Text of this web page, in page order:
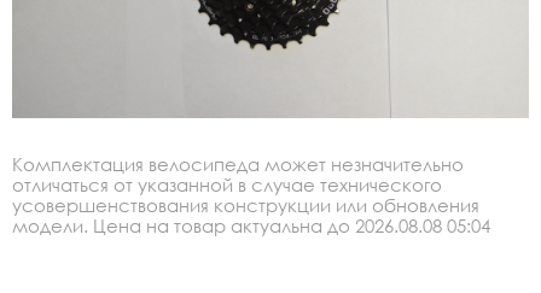
Комплектация велосипеда может незначительно
отличаться от указанной в случае технического
усовершенствования конструкции или обновления
модели. Цена на товар актуальна до 2026.08.08 05:04